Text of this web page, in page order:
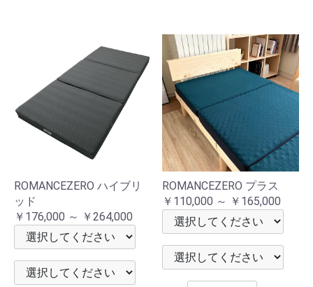
ROMANCEZERO ハイブリ
ッド
￥176,000 ～ ￥264,000
ROMANCEZERO プラス
￥110,000 ～ ￥165,000